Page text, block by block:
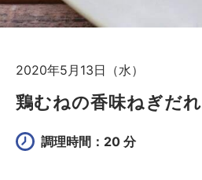
2020年5月13日（水）
鶏むねの香味ねぎだれ
調理時間：20 分